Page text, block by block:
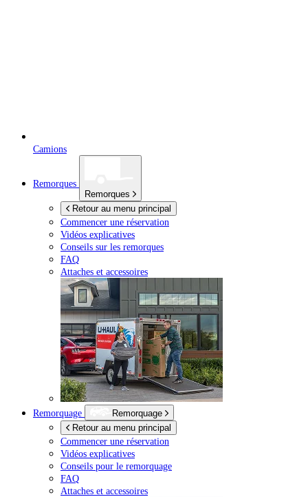
Camions
Remorques
Remorques
Retour au menu principal
Commencer une réservation
Vidéos explicatives
Conseils sur les remorques
FAQ
Attaches et accessoires
Remorquage
Remorquage
Retour au menu principal
Commencer une réservation
Vidéos explicatives
Conseils pour le remorquage
FAQ
Attaches et accessoires